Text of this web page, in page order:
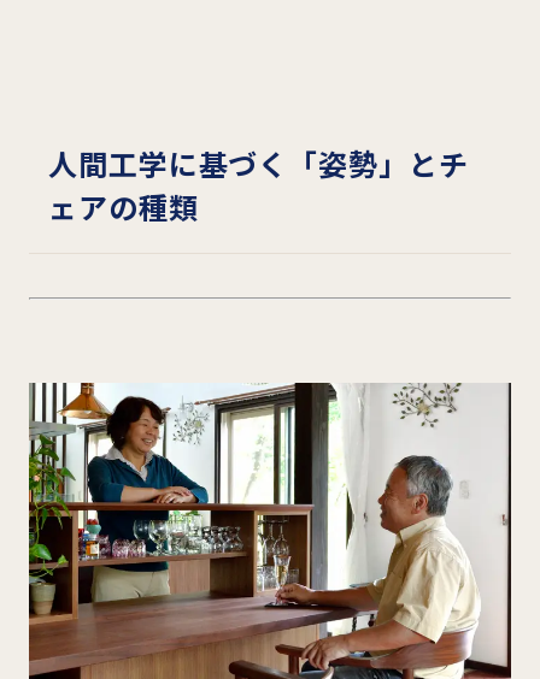
人間工学に基づく「姿勢」とチ
ェアの種類